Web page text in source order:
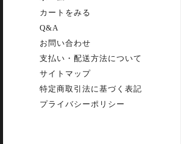
カートをみる
Q&A
お問い合わせ
支払い・配送方法について
サイトマップ
特定商取引法に基づく表記
プライバシーポリシー